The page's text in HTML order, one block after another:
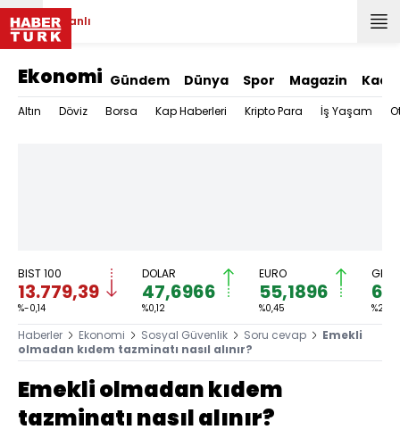
Canlı
Ekonomi Gündem Dünya Spor Magazin
Altın Döviz Borsa Kap Haberleri Kripto Para İş Yaşam
BIST 100
13.779,39
%-0,14
DOLAR
47,6966
%0,12
EURO
55,1896
%0,45 %2,59
Haberler Ekonomi Sosyal Güvenlik Soru cevap
Emekli
olmadan kıdem tazminatı nasıl alınır?
Emekli olmadan kıdem
tazminatı nasıl alınır?